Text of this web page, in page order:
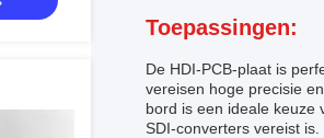
Toepassingen:
De HDI-PCB-plaat is
vereisen hoge precisie
bord is een ideale keuze
SDI-converters vereist is.